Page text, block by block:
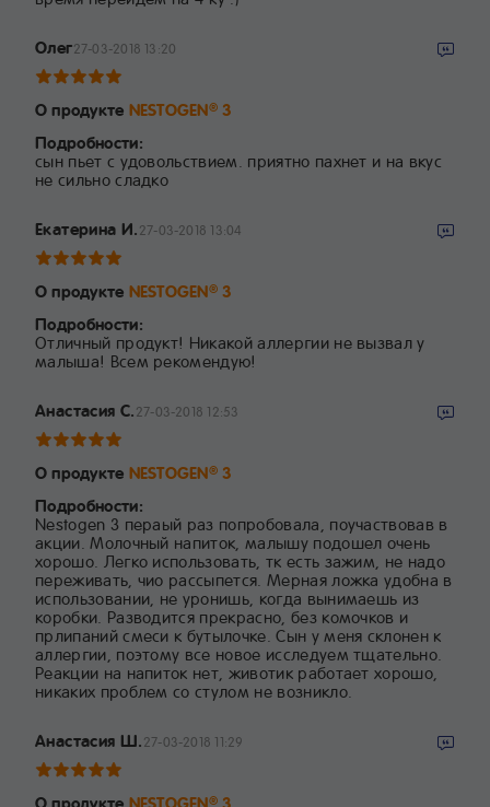
Олег27-03-2018 13:20
О продукте NESTOGEN®3
Подробности:
сын пьет с удовольствием. приятно пахнет и на вкус
не сильно сладко
Екатерина И.27-03-2018 13:04
О продукте NESTOGEN®3
Подробности:
Отличный продукт! Никакой аллергии не вызвал у
малыша! Всем рекомендую!
Анастасия С.27-03-2018 12:53
О продукте NESTOGEN®3
Подробности:
Nestogen 3 пераый раз попробовала, поучаствовав в
акции. Молочный напиток, малышу подошел очень
хорошо. Легко использовать, тк есть зажим, не надо
переживать, чио рассыпется. Мерная ложка удобна в
использовании, не уронишь, когда вынимаешь из
коробки. Разводится прекрасно, без комочков и
прлипаний смеси к бутылочке. Сын у меня склонен к
аллергии, поэтому все новое исследуем тщательно.
Реакции на напиток нет, животик работает хорошо,
никаких проблем со стулом не возникло.
Анастасия Ш.27-03-2018 11:29
О продукте NESTOGEN®3